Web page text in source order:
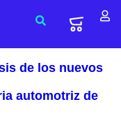
de los nuevos
automotriz de